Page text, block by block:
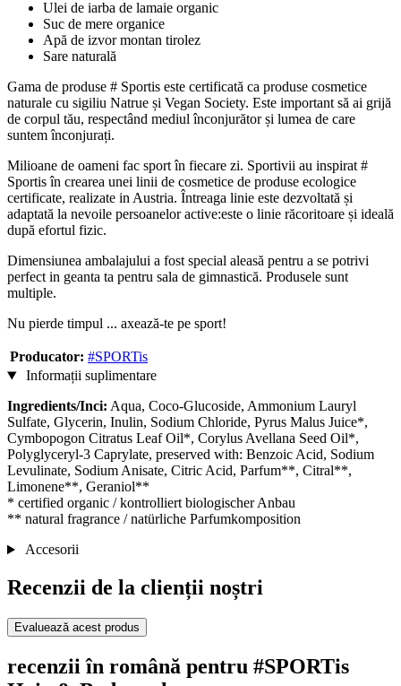
Ulei de iarba de lamaie organic
Suc de mere organice
Apă de izvor montan tirolez
Sare naturală
Gama de produse # Sportis este certificată ca produse cosmetice
naturale cu sigiliu Natrue și Vegan Society. Este important să ai grijă
de corpul tău, respectând mediul înconjurător și lumea de care
suntem înconjurați.
Milioane de oameni fac sport în fiecare zi. Sportivii au inspirat #
Sportis în crearea unei linii de cosmetice de produse ecologice
certificate, realizate in Austria. Întreaga linie este dezvoltată și
adaptată la nevoile persoanelor active:este o linie răcoritoare și ideală
după efortul fizic.
Dimensiunea ambalajului a fost special aleasă pentru a se potrivi
perfect in geanta ta pentru sala de gimnastică. Produsele sunt
multiple.
Nu pierde timpul ... axează-te pe sport!
Producator: #SPORTis
Informații suplimentare
Ingredients/Inci: Aqua, Coco-Glucoside, Ammonium Lauryl
Sulfate, Glycerin, Inulin, Sodium Chloride, Pyrus Malus Juice*,
Cymbopogon Citratus Leaf Oil*, Corylus Avellana Seed Oil*,
Polyglyceryl-3 Caprylate, preserved with: Benzoic Acid, Sodium
Levulinate, Sodium Anisate, Citric Acid, Parfum**, Citral**,
Limonene**, Geraniol**
* certified organic / kontrolliert biologischer Anbau
** natural fragrance / natürliche Parfumkomposition
Accesorii
Recenzii de la clienții noștri
Evaluează acest produs
recenzii în română pentru #SPORTis